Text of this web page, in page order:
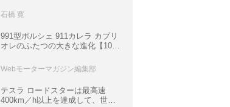
P900 プロトタイプ」とは
石橋 寛
991型ポルシェ 911カレラ カブリ
オレのふたつの大きな進化【10年
Webモーターマガジン編集部
テスラ ロードスターは最高速
400km／h以上を達成して、世界